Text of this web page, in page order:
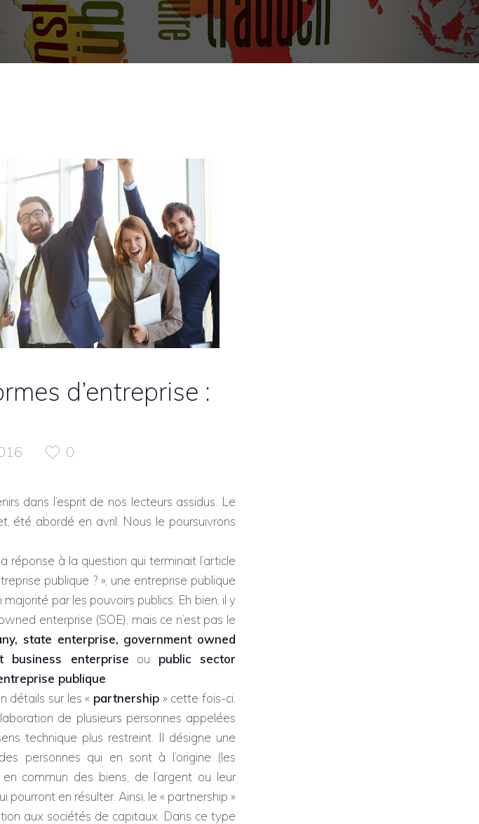
d’entreprise :
0
dans l’esprit de nos lecteurs assidus. Le
été abordé en avril. Nous le poursuivrons
réponse à la question qui terminait l’article
publique ? », une entreprise publique
par les pouvoirs publics. Eh bien, il y
enterprise (SOE), mais ce n’est pas le
state enterprise, government owned
business enterprise ou public sector
publique
sur les « partnership» cette fois-ci.
de plusieurs personnes appelées
technique plus restreint. Il désigne une
personnes qui en sont à l’origine (les
commun des biens, de l’argent ou leur
en résulter. Ainsi, le « partnership »
aux sociétés de capitaux. Dans ce type